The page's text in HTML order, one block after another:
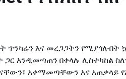
ጥንካሬን እና መረጋጋትን የሚያጎለብት
እንዲመጣጠን በቀላሉ ሊስተካከል
አቀማመጣቸውን እና አጠቃላይ